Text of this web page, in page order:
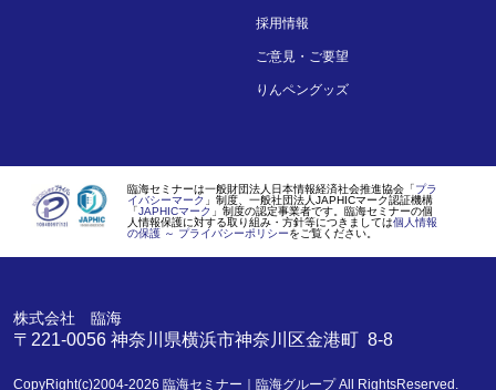
採用情報
ご意見・ご要望
りんペングッズ
臨海セミナーは一般財団法人日本情報経済社会推進協会「プラ
イバシーマーク 」制度、一般社団法人JAPHICマーク認証機構
「JAPHICマーク 」制度の認定事業者です。臨海セミナーの個
人情報保護に対する取り組み・方針等につきましては個人情報
の保護 ～ プライバシーポリシーをご覧ください。
株式会社 臨海
〒221-0056 神奈川県横浜市神奈川区金港町 8-8
CopyRight(c)2004-2026 臨海セミナー｜臨海グループAll RightsReserved.